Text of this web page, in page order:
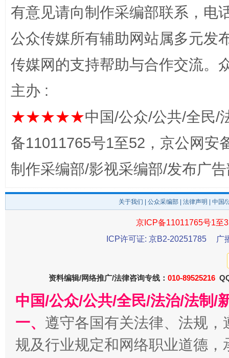
揭开“小金库”的免责幌子
受贿1.44亿！段成刚被判无期 从幼
全民健身五年计划来了！等你上场
有意见请向制作采编部联系，电
公众传媒所有辅助网站属多元发
传媒网的支持帮助与合作交流。
主办 :
★★★★★中国/公众/公共/全民/
备11011765号1至52，京公网安
制作采编部/影视采编部/发布广
关于我们 公众采编部 法律声明 | 中国
京ICP备11011765号1至
ICP许可证: 京B2-20251785
广
资料编辑/网络推广/法律咨询专线： 010-89525216
中国/公众/公共/全民/法治/法制/
一、 遵守各国有关法律、法规
规及行业规定和网络职业道德